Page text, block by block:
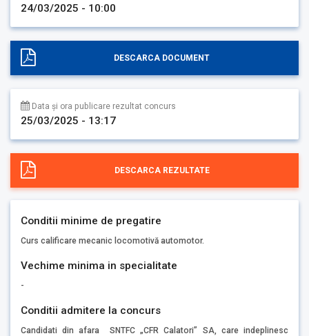
24/03/2025 - 10:00
DESCARCA DOCUMENT
Data și ora publicare rezultat concurs
25/03/2025 - 13:17
DESCARCA REZULTATE
Conditii minime de pregatire
Curs calificare mecanic locomotivă automotor.
Vechime minima in specialitate
-
Conditii admitere la concurs
Candidati din afara SNTFC „CFR Calatori” SA, care indeplinesc